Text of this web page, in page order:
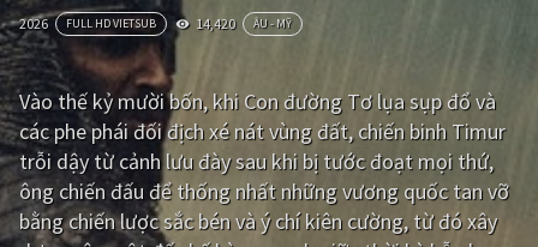
Tâm lý Chiến tranh
Võ thuật - Kiếm hiệp
Kinh dị Tội phạm - Hình sự
Phiêu lưu Hài hước
Viễn tưởng Khoa học - Tài liệu
2026 FULL HD VIETSUB 14,420 ÂU - MỸ
Vào thế kỷ mười bốn, khi Con đường Tơ lụa sụp đổ và
các phe phái đối địch xé nát vùng đất, chiến binh Timur
trỗi dậy từ cảnh lưu đày sau khi bị tước đoạt mọi thứ,
ông chiến đấu để thống nhất những vương quốc tan vỡ
bằng chiến lược sắc bén và ý chí kiên cường, từ đó xây